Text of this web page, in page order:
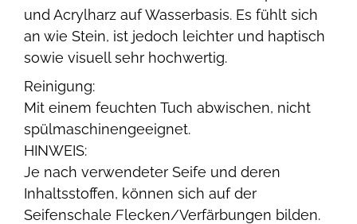
und Acrylharz auf Wasserbasis. Es fühlt sich
an wie Stein, ist jedoch leichter und haptisch
sowie visuell sehr hochwertig.
Reinigung:
Mit einem feuchten Tuch abwischen, nicht
spülmaschinengeeignet.
HINWEIS:
Je nach verwendeter Seife und deren
Inhaltsstoffen, können sich auf der
Seifenschale Flecken/Verfärbungen bilden.